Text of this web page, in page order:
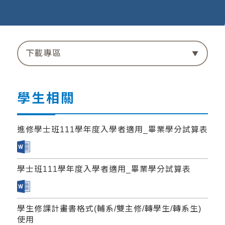
下載專區
學生相關
進修學士班111學年度入學者適用_畢業學分試算表
學士班111學年度入學者適用_畢業學分試算表
學生修課計畫書格式(輔系/雙主修/轉學生/轉系生)
使用